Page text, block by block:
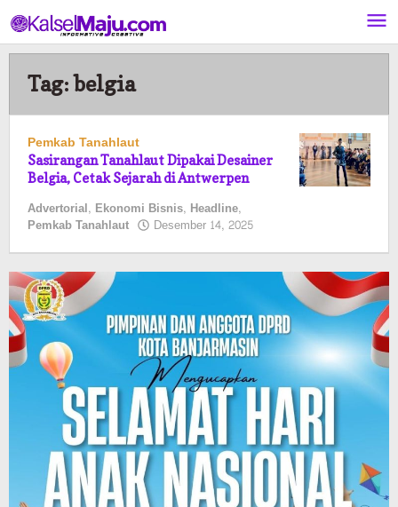
ke
konten
Tag:belgia
Pemkab Tanahlaut
Sasirangan Tanahlaut Dipakai Desainer
Belgia, Cetak Sejarah di Antwerpen
Advertorial, Ekonomi Bisnis, Headline,
Pemkab Tanahlaut Desember 14, 2025